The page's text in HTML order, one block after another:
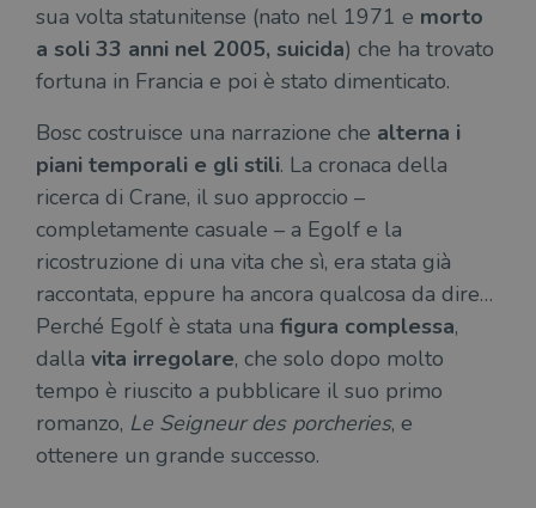
sua volta statunitense (nato nel 1971 e morto
a soli 33 anni nel 2005, suicida) che ha trovato
fortuna in Francia e poi è stato dimenticato.
Bosc costruisce una narrazione che alterna i
piani temporali e gli stili. La cronaca della
ricerca di Crane, il suo approccio –
completamente casuale – a Egolf e la
ricostruzione di una vita che sì, era stata già
raccontata, eppure ha ancora qualcosa da dire…
Perché Egolf è stata una figura complessa,
dalla vita irregolare, che solo dopo molto
tempo è riuscito a pubblicare il suo primo
romanzo, Le Seigneur des porcheries, e
ottenere un grande successo.